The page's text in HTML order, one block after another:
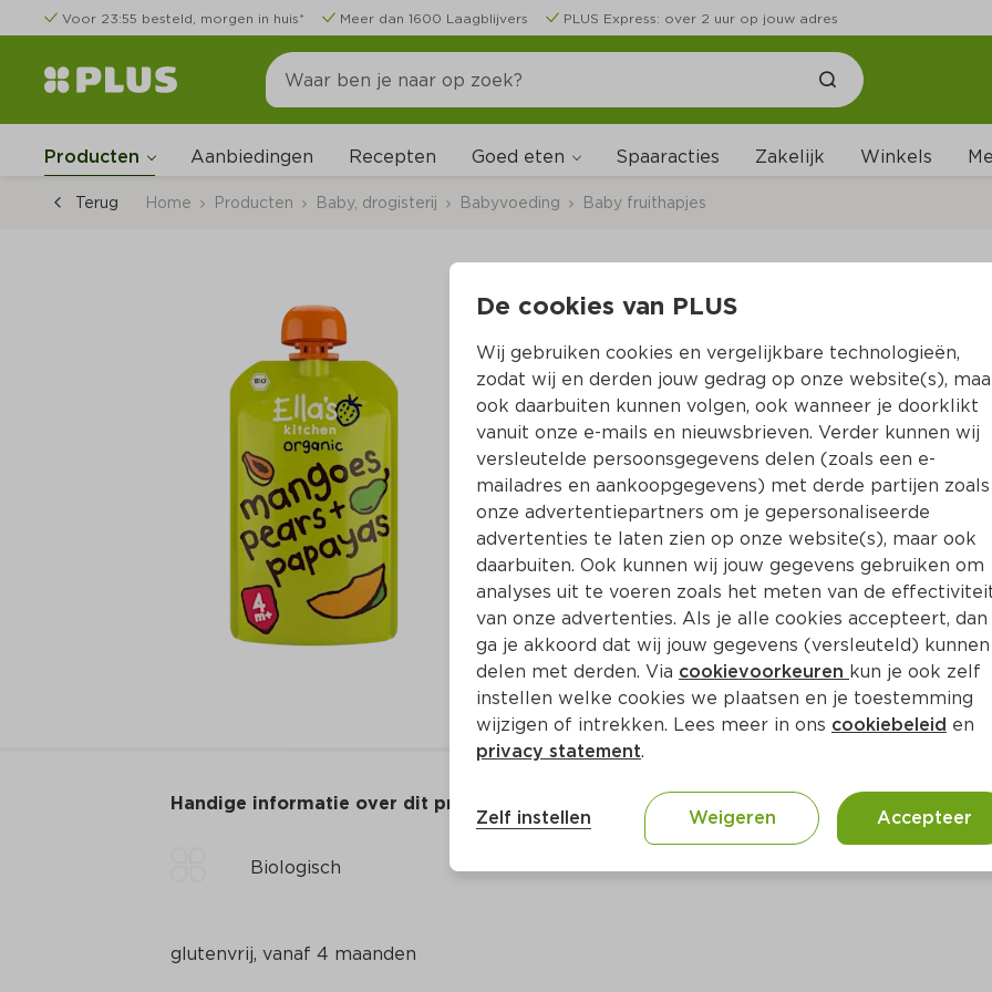
Voor 23:55 besteld, morgen in huis* Meer dan 1600 Laagblijvers PLUS Express: over 2 uur op jouw adres
Producten Aanbiedingen Recepten Goed eten Spaaracties Zakelijk Winkels
Terug Home Producten Baby, drogisterij Babyvoeding Baby fruithapjes
Ella's Kitchen
4m+
Per Stazak 120 g  (per kilo €16.58)
1.99
Toevoegen
Handige informatie over dit product
Biologisch
glutenvrij, vanaf 4 maanden
De cookies van PLUS
Wij gebruiken cookies en vergelijkbare technologieën,
zodat wij en derden jouw gedrag op onze website(s),
ook daarbuiten kunnen volgen, ook wanneer je doorklikt
vanuit onze e-mails en nieuwsbrieven. Verder kunnen wij
versleutelde persoonsgegevens delen (zoals een e-
mailadres en aankoopgegevens) met derde partijen zoals
onze advertentiepartners om je gepersonaliseerde
advertenties te laten zien op onze website(s), maar ook
daarbuiten. Ook kunnen wij jouw gegevens gebruiken om
analyses uit te voeren zoals het meten van de
van onze advertenties. Als je alle cookies accepteert, dan
ga je akkoord dat wij jouw gegevens (versleuteld) kunnen
delen met derden. Via cookievoorkeuren kun je ook zelf
instellen welke cookies we plaatsen en je toestemming
wijzigen of intrekken. Lees meer in ons cookiebeleid en
privacy statement.
Zelf instellen Weigeren Accepteer